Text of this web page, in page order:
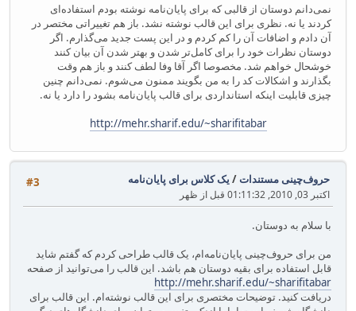
نمی‌دانم دوستان از قالبی که برای پایان‌نامه نوشته بودم استفاده‌ای
کردند یا نه. نظری برای این قالب نوشته نشد. باز هم تغییراتی مختصر در
آن دادم و اضافات آن را کم کردم و در این پست جدید می‌گذارم. اگر
دوستان نظرات خود را برای کامل‌تر شدن و بهتر شدن آن بیان کنند
خوشحال خواهم شد. مخصوصا اگر آقا وفا لطف کنند و باز هم وقت
بگذارند و اشکالات کد را به من بگویند ممنون می‌شوم. نمی‌دانم چنین
چیزی قابلیت اینکه استانداردی برای قالب پایان‌نامه بشود را دارد یا نه.
http://mehr.sharif.edu/~sharifitabar
#3 حروف‌چینی مستندات/ یک کلاس برای پایان‌نامه
اکتبر 03, 2010, 01:11:32 قبل از ظهر
با سلام به دوستان.
من برای حروف‌چینی پایان‌نامه‌ام، یک قالب طراحی کردم که گفتم شاید
قابل استفاده برای بقیه دوستان هم باشد. این قالب را می‌توانید از صفحه
http://mehr.sharif.edu/~sharifitabar
دریافت کنید. توضیحات مختصری برای این قالب نوشته‌ام. این قالب برای